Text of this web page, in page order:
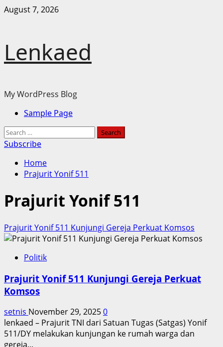
Skip
August 7, 2026
Lenkaed
My WordPress Blog
PrimarySample Page
Search
for:
Subscribe
Home
Prajurit Yonif 511
Prajurit Yonif 511
Prajurit Yonif 511 Kunjungi Gereja Perkuat Komsos
Politik
Prajurit Yonif 511 Kunjungi Gereja Perkuat
Komsos
setnis November 29, 20250
lenkaed – Prajurit TNI dari Satuan Tugas (Satgas) Yonif
511/DY melakukan kunjungan ke rumah warga dan
gereja...